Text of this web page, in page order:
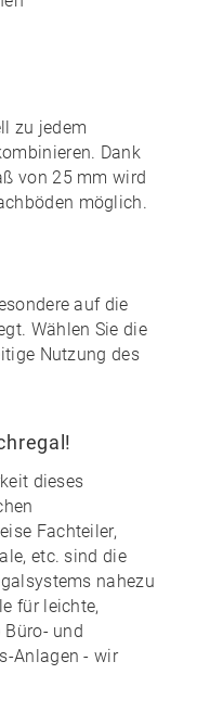
zu jedem
. Dank
von 25 mm wird
möglich.
auf die
Wählen Sie die
Nutzung des
dieses
Fachteiler,
etc. sind die
nahezu
für leichte,
Büro- und
Anlagen - wir